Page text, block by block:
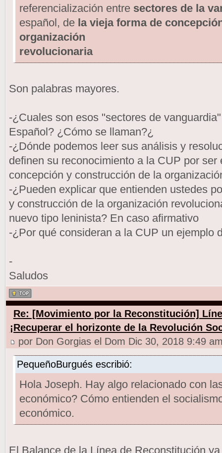
referencialización entre sectores de la
español, de la vieja forma de
organización
revolucionaria
Son palabras mayores.
-¿Cuales son esos "sectores de
Español? ¿Cómo se llaman?¿
-¿Dónde podemos leer sus análisis y
definen su reconocimiento a la CUP por
concepción y construcción de la
-¿Pueden explicar que entienden ustedes
y construcción de la organización
nuevo tipo leninista? En caso afirmativo
-¿Por qué consideran a la CUP un ejemplo
-
Saludos
Re: [Movimiento por la Reconstitución]
¡Recuperar el horizonte de la Revolución
por Don Gorgias el Dom Dic 30, 2018 9:49
PequeñoBurgués escribió:
Hola Joseph. Hay algo relacionado con
económico? Cómo entienden el
económico.
El Balance de la Línea de Reconstitución